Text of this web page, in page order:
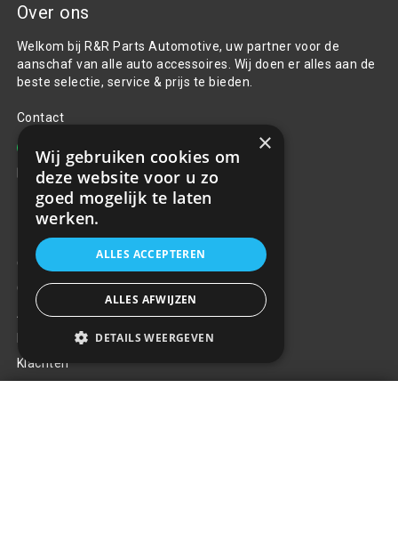
Over ons
Welkom bij R&R Parts Automotive, uw partner voor de
aanschaf van alle auto accessoires. Wij doen er alles aan de
beste selectie, service & prijs te bieden.
Contact
+31(0)85 486 83 17
info@rrparts.nl
Klantenservice
Over ons
Contact
Algemene voorwaarden
Privacy Policy
Klachten
×
Wij gebruiken cookies om
deze website voor u zo
goed mogelijk te laten
werken.
ALLES ACCEPTEREN
ALLES AFWIJZEN
DETAILS WEERGEVEN